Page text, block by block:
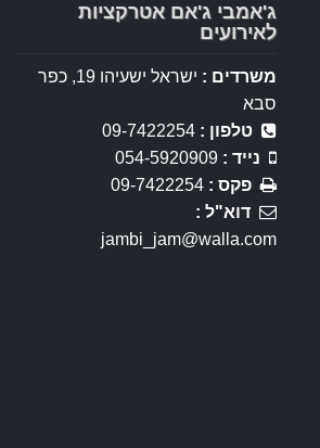
ג'אמבי ג'אם אטרקציות
לאירועים
משרדים :
ישראל ישעיהו 19, כפר
סבא
טלפון :09-7422254
נייד :054-5920909
פקס :09-7422254
דוא"ל :
jambi_jam@walla.com